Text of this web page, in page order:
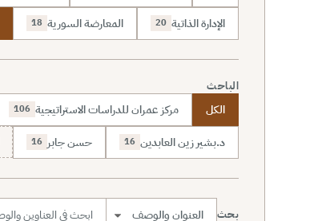
الإدارة الذاتية 20 المعارضة السورية 18
الباحث
الكل مركز عمران للدراسات الاستراتيجية 106
د.بشير زين العابدين 16 حسن جابر 16
بحث